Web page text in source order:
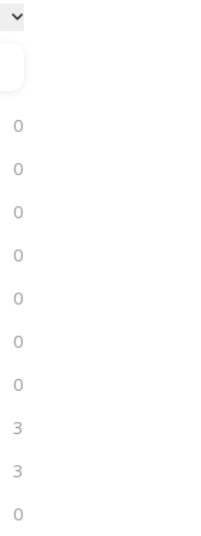
0
0
0
0
0
0
0
3
3
0